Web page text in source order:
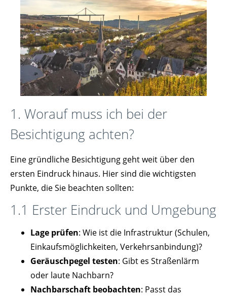
1. Worauf muss ich bei der
Besichtigung achten?
Eine gründliche Besichtigung geht weit über den
ersten Eindruck hinaus. Hier sind die wichtigsten
Punkte, die Sie beachten sollten:
1.1 Erster Eindruck und Umgebung
Lage prüfen: Wie ist die Infrastruktur (Schulen,
Einkaufsmöglichkeiten, Verkehrsanbindung)?
Geräuschpegel testen: Gibt es Straßenlärm
oder laute Nachbarn?
Nachbarschaft beobachten: Passt das